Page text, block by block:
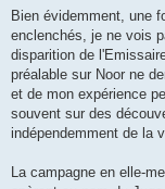
Bien évidemment, une
enclenchés, je ne vois
disparition de
préalable sur Noor ne
et de mon expérience
souvent sur des
indépendemment de la
La campagne en elle-